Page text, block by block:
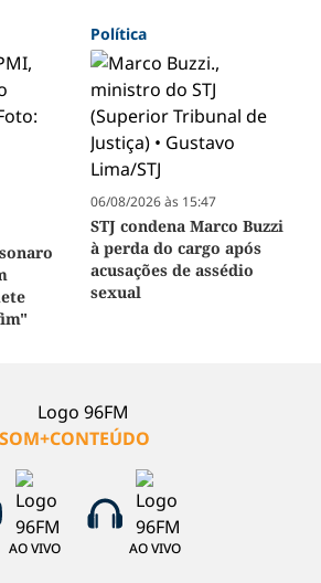
Política
06/08/2026 às 15:47
STJ condena Marco Buzzi
à perda do cargo após
acusações de assédio
sexual
SOM+CONTEÚDO
AO VIVO AO VIVO